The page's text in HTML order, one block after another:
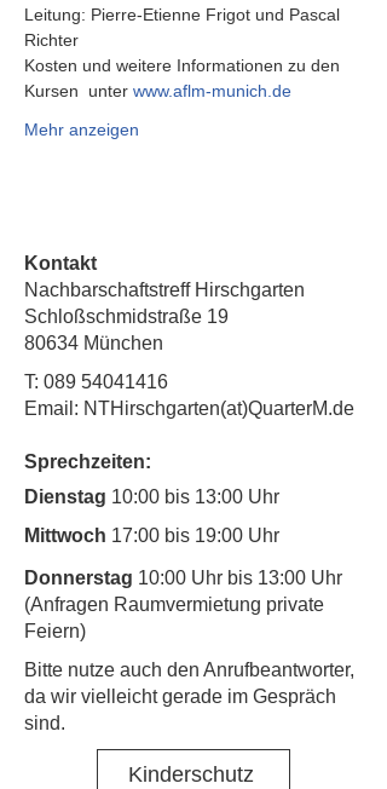
Leitung: Pierre-Etienne Frigot und Pascal
Richter
Kosten und weitere Informationen zu den
Kursen  unter www.aflm-munich.de
Mehr anzeigen
Kontakt
Nachbarschaftstreff Hirschgarten
Schloßschmidstraße 19
80634 München
T: 089 54041416
Email: NTHirschgarten(at)QuarterM.de
Sprechzeiten:
Dienstag 10:00 bis 13:00 Uhr
Mittwoch 17:00 bis 19:00 Uhr
Donnerstag 10:00 Uhr bis 13:00 Uhr
(Anfragen Raumvermietung private
Feiern)
​Bitte nutze auch den Anrufbeantworter,
da wir vielleicht gerade im Gespräch
sind.
Kinderschutz